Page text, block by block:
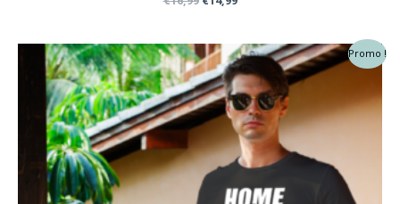
était :
€16,99.
est :
€14,99.
Promo !